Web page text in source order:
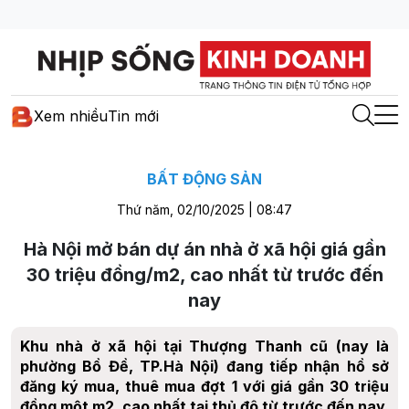
Xem nhiềuTin mới
BẤT ĐỘNG SẢN
Thứ năm, 02/10/2025 | 08:47
Hà Nội mở bán dự án nhà ở xã hội giá gần
30 triệu đồng/m2, cao nhất từ trước đến
nay
Khu nhà ở xã hội tại Thượng Thanh cũ (nay là
phường Bồ Đề, TP.Hà Nội) đang tiếp nhận hồ sở
đăng ký mua, thuê mua đợt 1 với giá gần 30 triệu